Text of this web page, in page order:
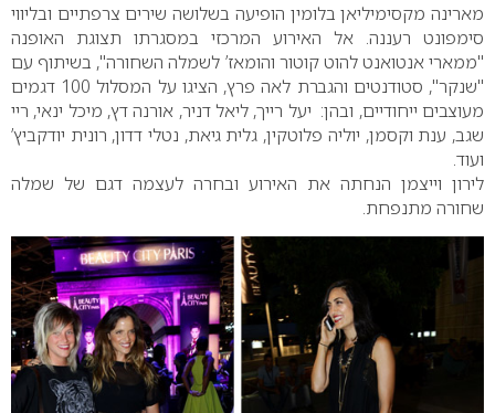
מארינה מקסימיליאן בלומין הופיעה בשלושה שירים צרפתיים ובליווי
סימפונט רעננה. אל האירוע המרכזי במסגרתו תצוגת האופנה
"ממארי אנטואנט להוט קוטור והומאז’ לשמלה השחורה", בשיתוף עם
"שנקר", סטודנטים והגברת לאה פרץ, הציגו על המסלול 100 דגמים
מעוצבים ייחודיים, ובהן: יעל רייך, ליאל דניר, אורנה דץ, מיכל ינאי, ריי
שגב, ענת וקסמן, יוליה פלוטקין, גלית גיאת, נטלי דדון, רונית יודקביץ’
ועוד.
לירון וייצמן הנחתה את האירוע ובחרה לעצמה דגם של שמלה
שחורה מתנפחת.